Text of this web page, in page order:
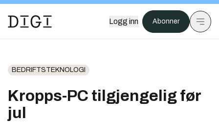
Logg inn Abonner
BEDRIFTSTEKNOLOGI
Kropps-PC tilgjengelig før
jul